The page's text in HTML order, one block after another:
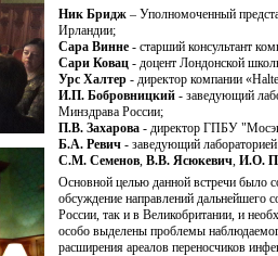
Ник Бридж – Уполномоченный
Ирландии;
Сара Винне - старший консультант
Сари Ковац - доцент Лондонской
Урс Халтер - директор компании
И.П. Бобровницкий - заведующий
Минздрава России;
П.В. Захарова - директор ГПБУ
Б.А. Ревич - заведующий
С.М. Семенов, В.В. Ясюкевич, И.О.
Основной целью данной встречи было
обсуждение направлений дальнейшего
России, так и в Великобритании, и
особо выделены проблемы
расширения ареалов переносчиков